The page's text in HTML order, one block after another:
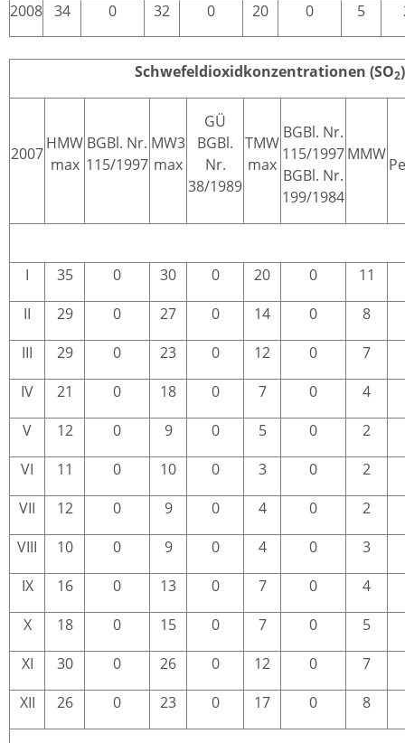
2008 34 0 32 0 20 0 5
Schwefeldioxidkonzentrationen (SO2
2007
HMW
max
BGBl. Nr.
115/1997
MW3
max
GÜ
BGBl.
Nr.
38/1989
TMW
max
BGBl. Nr.
115/1997
BGBl. Nr.
199/1984
MMW
I 35 0 30 0 20 0
11
II
29 0 27 0 14 0
8
III
29 0 23 0 12 0
7
IV
21 0 18 0 7 0
4
V
12 0 9 0 5 0
2
VI
11 0 10 0 3 0
2
VII
12 0 9 0 4 0
2
VIII
10 0 9 0 4 0
3
IX
16 0 13 0 7 0
4
X
18 0 15 0 7 0
5
XI
30 0 26 0 12 0
7
XII
26 0 23 0 17 0 8